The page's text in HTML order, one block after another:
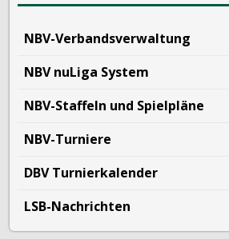
NBV-Verbandsverwaltung
NBV nuLiga System
NBV-Staffeln und Spielpläne
NBV-Turniere
DBV Turnierkalender
LSB-Nachrichten